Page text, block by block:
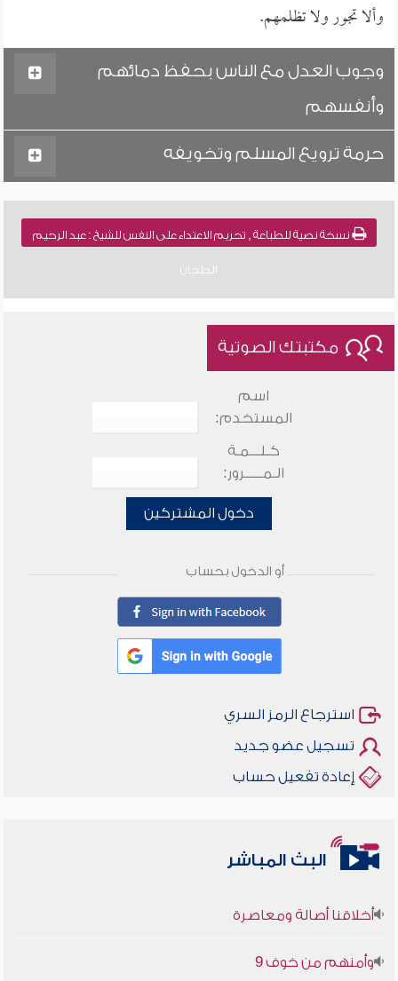
وألا تجور ولا تظلمهم.
وجوب العدل مع الناس بحفظ دمائهم
وأنفسهم
حرمة ترويع المسلم وتخويفه
نسخة نصية للطباعة , تحريم الاعتداء على النفس للشيخ : عبد الرحيم
الطحان
مكتبتك الصوتية
اسم
المستخدم:
كـلـــمـة
الـمـــــرور:
دخول المشتركين
أو الدخول بحساب
استرجاع الرمز السري
تسجيل عضو جديد
إعادة تفعيل حساب
البث المباشر